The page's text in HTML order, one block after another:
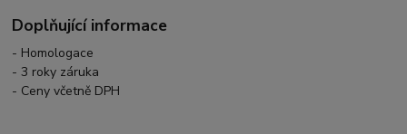
Doplňující informace
- Homologace
- 3 roky záruka
- Ceny včetně DPH